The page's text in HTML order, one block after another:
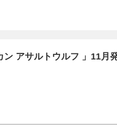
アサルトウルフ 」11月